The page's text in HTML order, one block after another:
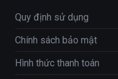
Quy định sử dụng
Chính sách bảo mật
Hình thức thanh toán